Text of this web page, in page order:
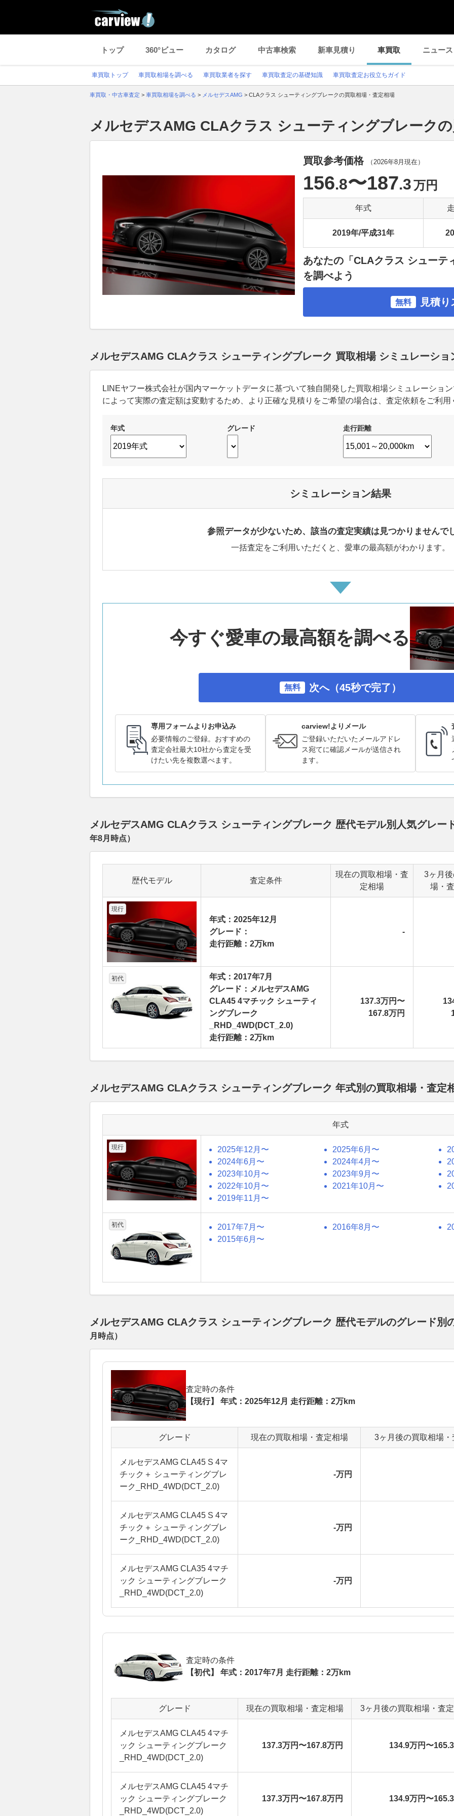
トップ 360°ビュー カタログ 中古車検索 新車見積り 車買取 ニュース
車買取トップ 車買取相場を調べる 車買取業者を探す 車買取査定の基礎知識 車買取査定お役立ちガイド
車買取・中古車査定 > 車買取相場を調べる > メルセデスAMG > CLAクラス シューティングブレークの買取相場・査定相場
メルセデスAMG CLAクラス シューティングブレーク
買取参考価格 （2026年8月 現在）
156.8〜187.3万円
年式
2019年/平成31年
あなたの「CLAクラス シューテ
を調べよう
無料 見積
メルセデスAMG CLAクラス シューティングブレーク 買取相場 シミュレーショ
LINEヤフー株式会社が国内マーケットデータに基づいて独自開発した買取相場シミュレーショ
によって実際の査定額は変動するため、より正確な見積りをご希望の場合は、査定依頼をご利用
年式 グレード 走行距離
シミュレーション結果
参照データが少ないため、該当の査定実績は見つかりませんで
一括査定をご利用いただくと、愛車の最高額がわかります。
今すぐ愛車の最高額を調べる
無料 次へ（45秒で完了）
専用フォームよりお申込み
必要情報のご登録。おすすめの
査定会社最大10社から査定を受
けたい先を複数選べます。
carview!よりメール
ご登録いただいたメールアドレ
ス宛てに確認メールが送信され
ます。
メルセデスAMG CLAクラス シューティングブレーク 歴代モデル別人気グレー
年8月 時点）
歴代モデル 査定条件
現在の買取相場・査
定相場
3ヶ月
場・
現行
年式：2025年12月
グレード：
走行距離：2万km
-
初代
年式：2017年7月
グレード：メルセデスAMG
CLA45 4マチック シューティ
ングブレーク
_RHD_4WD(DCT_2.0)
走行距離：2万km
137.3万円〜
167.8万円
メルセデスAMG CLAクラス シューティングブレーク 年式別の買取相場・査定
年式
現行 2025年12月〜 2025年6月〜
2024年6月〜
2024年4月〜
2023年10月〜
2023年9月〜
2022年10月〜
2021年10月〜
2019年11月〜
初代 2017年7月〜 2016年8月〜
2015年6月〜
メルセデスAMG CLAクラス シューティングブレーク 歴代モデルのグレード別
月 時点）
査定時の条件
【現行】 年式：2025年12月 走行距離：2万km
グレード 現在の買取相場・査定相場 3ヶ月後の買取相場・
メルセデスAMG CLA45 S 4マ
チック＋ シューティングブレ
ーク_RHD_4WD(DCT_2.0)
-万円
メルセデスAMG CLA45 S 4マ
チック＋ シューティングブレ
ーク_RHD_4WD(DCT_2.0)
-万円
メルセデスAMG CLA35 4マチ
ック シューティングブレーク
_RHD_4WD(DCT_2.0)
-万円
査定時の条件
【初代】 年式：2017年7月 走行距離：2万km
グレード 現在の買取相場・査定相場 3ヶ月後の買取相場・査
メルセデスAMG CLA45 4マチ
ック シューティングブレーク
_RHD_4WD(DCT_2.0)
137.3万円〜167.8万円 134.9万円〜
メルセデスAMG CLA45 4マチ
ック シューティングブレーク
_RHD_4WD(DCT_2.0)
137.3万円〜167.8万円 134.9万円〜